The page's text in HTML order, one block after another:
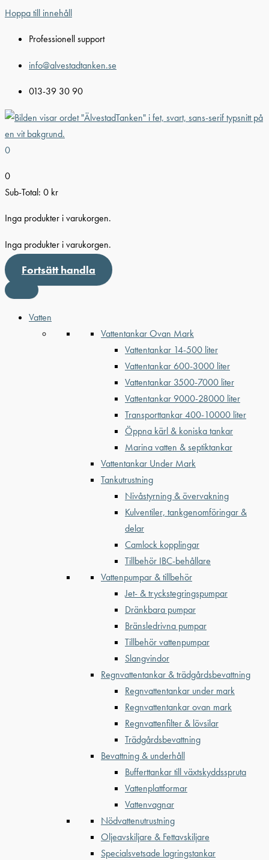
Hoppa till innehåll
Professionell support
info@alvestadtanken.se
013-39 30 90
0
0
Sub-Total: 0 kr
Inga produkter i varukorgen.
Inga produkter i varukorgen.
Fortsätt handla
Vatten
Vattentankar Ovan Mark
Vattentankar 14-500 liter
Vattentankar 600-3000 liter
Vattentankar 3500-7000 liter
Vattentankar 9000-28000 liter
Transporttankar 400-10000 liter
Öppna kärl & koniska tankar
Marina vatten & septiktankar
Vattentankar Under Mark
Tankutrustning
Nivåstyrning & övervakning
Kulventiler, tankgenomföringar &
delar
Camlock kopplingar
Tillbehör IBC-behållare
Vattenpumpar & tillbehör
Jet- & tryckstegringspumpar
Dränkbara pumpar
Bränsledrivna pumpar
Tillbehör vattenpumpar
Slangvindor
Regnvattentankar & trädgårdsbevattning
Regnvattentankar under mark
Regnvattentankar ovan mark
Regnvattenfilter & lövsilar
Trädgårdsbevattning
Bevattning & underhåll
Bufferttankar till växtskyddsspruta
Vattenplattformar
Vattenvagnar
Nödvattenutrustning
Oljeavskiljare & Fettavskiljare
Specialsvetsade lagringstankar